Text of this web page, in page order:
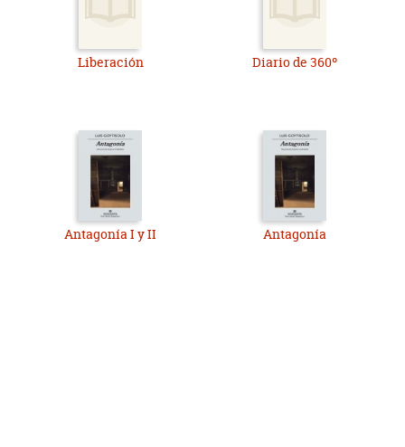
Liberación Diario de 360º
Antagonía I y II Antagonía